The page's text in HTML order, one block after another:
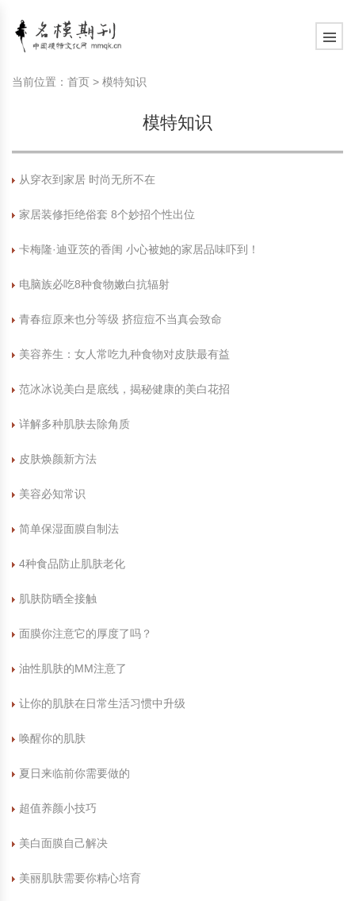
美容护肤知识
时尚人物
美容护肤知识
时尚人物
当前位置： 首页 > 模特知识
模特知识
从穿衣到家居 时尚无所不在
家居装修拒绝俗套 8个妙招个性出位
卡梅隆·迪亚茨的香闺 小心被她的家居品味吓到！
电脑族必吃8种食物嫩白抗辐射
青春痘原来也分等级 挤痘痘不当真会致命
美容养生：女人常吃九种食物对皮肤最有益
范冰冰说美白是底线，揭秘健康的美白花招
详解多种肌肤去除角质
皮肤焕颜新方法
美容必知常识
简单保湿面膜自制法
4种食品防止肌肤老化
肌肤防晒全接触
面膜你注意它的厚度了吗？
油性肌肤的MM注意了
让你的肌肤在日常生活习惯中升级
唤醒你的肌肤
夏日来临前你需要做的
超值养颜小技巧
美白面膜自己解决
美丽肌肤需要你精心培育